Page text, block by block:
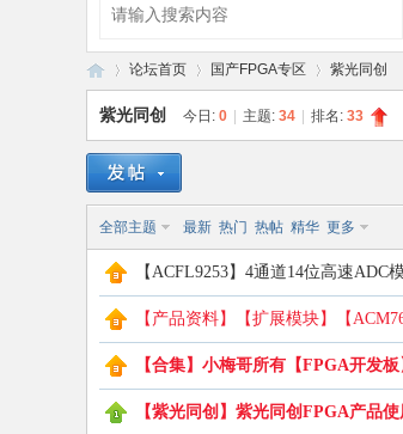
»
论坛首页 国产FPGA专区 紫光同创
紫光同创 今日: 0 主题: 34 排名: 33
全部主题 最新 热门 热帖 精华 更多
【ACFL9253】4通道14位高速ADC
【产品资料】【扩展模块】【
【合集】小梅哥所有【FPGA开发
【紫光同创】紫光同创FPGA产品